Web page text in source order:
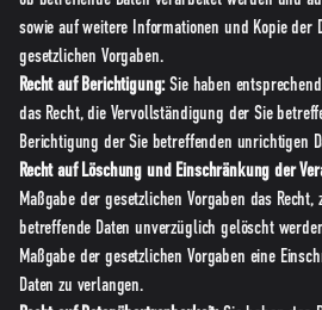
sowie auf weitere Informationen und Kopie der
gesetzlichen Vorgaben.
Recht auf Berichtigung:Sie haben
das Recht, die Vervollständigung der Sie
Berichtigung der Sie betreffenden unrichtigen
Recht auf Löschung und Einschränkung der
Maßgabe der gesetzlichen Vorgaben das
betreffende Daten unverzüglich gelöscht
Maßgabe der gesetzlichen Vorgaben eine
Daten zu verlangen.